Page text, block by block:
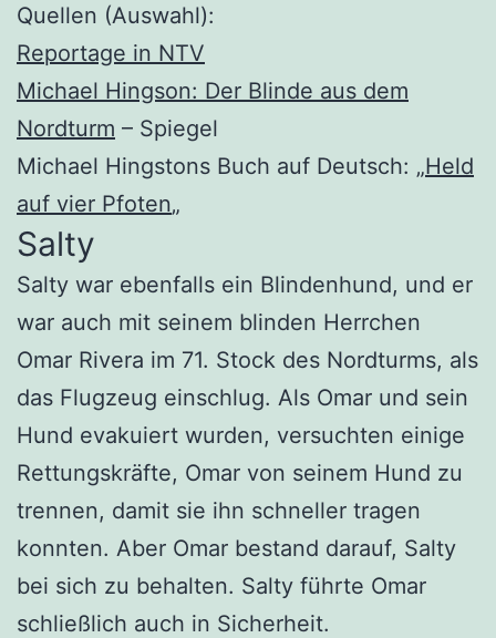
Quellen (Auswahl):
Reportage in NTV
Michael Hingson: Der Blinde aus dem
Nordturm – Spiegel
Michael Hingstons Buch auf Deutsch: „Held
auf vier Pfoten„
Salty
Salty war ebenfalls ein Blindenhund, und er
war auch mit seinem blinden Herrchen
Omar Rivera im 71. Stock des Nordturms, als
das Flugzeug einschlug. Als Omar und sein
Hund evakuiert wurden, versuchten einige
Rettungskräfte, Omar von seinem Hund zu
trennen, damit sie ihn schneller tragen
konnten. Aber Omar bestand darauf, Salty
bei sich zu behalten. Salty führte Omar
schließlich auch in Sicherheit.